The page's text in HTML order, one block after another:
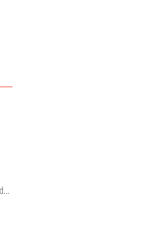
stadsgeneeskunde dokterbiemans volksgezondheid